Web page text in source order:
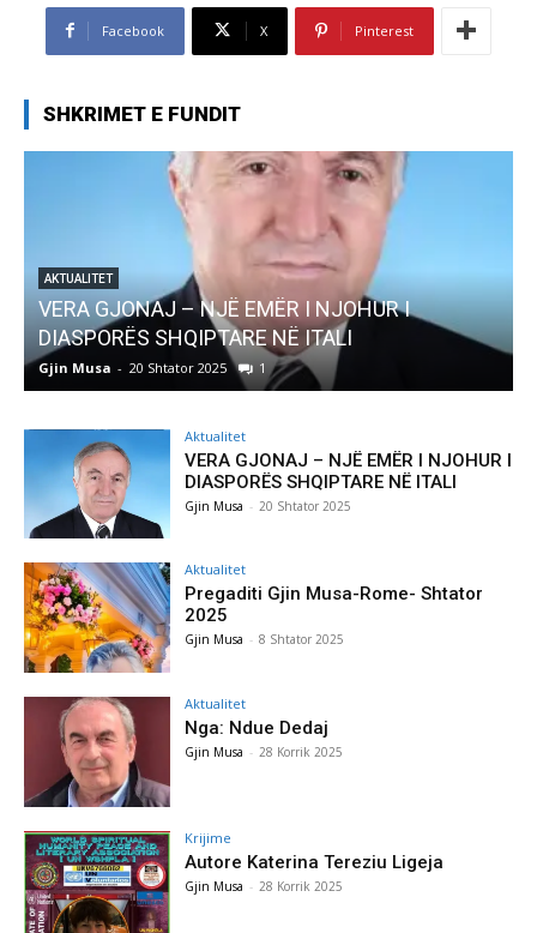
Facebook X Pinterest
SHKRIMET E FUNDIT
AKTUALITET
Pregaditi Gjin Musa-Rome- Shtator 2025
Gjin Musa - 8 Shtator 2025
Aktualitet
VERA GJONAJ – NJË EMËR I NJOHUR I
DIASPORËS SHQIPTARE NË ITALI
Gjin Musa - 20 Shtator 2025
Aktualitet
Pregaditi Gjin Musa-Rome- Shtator
2025
Gjin Musa - 8 Shtator 2025
Aktualitet
Nga: Ndue Dedaj
Gjin Musa - 28 Korrik 2025
Krijime
Autore Katerina Tereziu Ligeja
Gjin Musa - 28 Korrik 2025